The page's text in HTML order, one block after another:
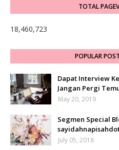
TOTAL
18,460,723
POPULAR
Dapat Interview
Jangan Pergi
May 20, 2019
Segmen Special
July 05, 2018